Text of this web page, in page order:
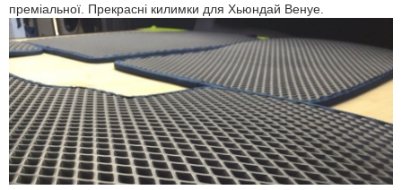
преміальної. Прекрасні килимки для Хьюндай Венуе.